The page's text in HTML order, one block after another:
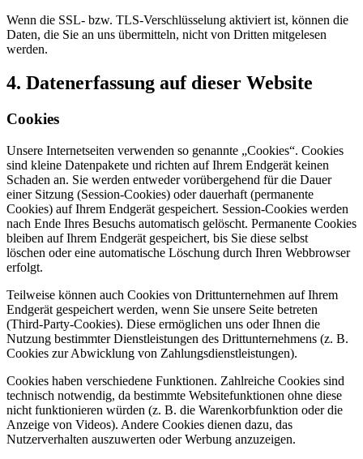
Wenn die SSL- bzw. TLS-Verschlüsselung aktiviert ist, können die
Daten, die Sie an uns übermitteln, nicht von Dritten mitgelesen
werden.
4. Datenerfassung auf dieser Website
Cookies
Unsere Internetseiten verwenden so genannte „Cookies“. Cookies
sind kleine Datenpakete und richten auf Ihrem Endgerät keinen
Schaden an. Sie werden entweder vorübergehend für die Dauer
einer Sitzung (Session-Cookies) oder dauerhaft (permanente
Cookies) auf Ihrem Endgerät gespeichert. Session-Cookies werden
nach Ende Ihres Besuchs automatisch gelöscht. Permanente Cookies
bleiben auf Ihrem Endgerät gespeichert, bis Sie diese selbst
löschen oder eine automatische Löschung durch Ihren Webbrowser
erfolgt.
Teilweise können auch Cookies von Drittunternehmen auf Ihrem
Endgerät gespeichert werden, wenn Sie unsere Seite betreten
(Third-Party-Cookies). Diese ermöglichen uns oder Ihnen die
Nutzung bestimmter Dienstleistungen des Drittunternehmens (z. B.
Cookies zur Abwicklung von Zahlungsdienstleistungen).
Cookies haben verschiedene Funktionen. Zahlreiche Cookies sind
technisch notwendig, da bestimmte Websitefunktionen ohne diese
nicht funktionieren würden (z. B. die Warenkorbfunktion oder die
Anzeige von Videos). Andere Cookies dienen dazu, das
Nutzerverhalten auszuwerten oder Werbung anzuzeigen.